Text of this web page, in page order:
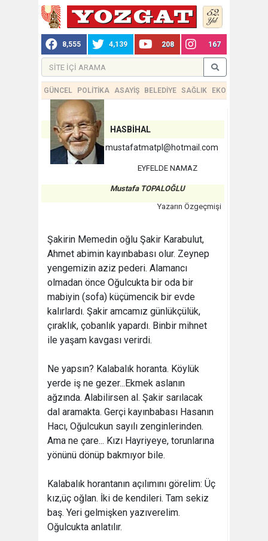
8,555 4,139 208 167
GÜNCEL POLİTİKA ASAYİŞ BELEDİYE SAĞLIK EKONOMİ
HASBİHAL
mustafatmatpl@hotmail.com
EYFELDE NAMAZ
Mustafa TOPALOĞLU
Yazarın Özgeçmişi
Şakirin Memedin oğlu Şakir Karabulut,
Ahmet abimin kayınbabası olur. Zeynep
yengemizin aziz pederi. Alamancı
olmadan önce Oğulcukta bir oda bir
mabiyin (sofa) küçümencik bir evde
kalırlardı. Şakir amcamız günlükçülük,
çıraklık, çobanlık yapardı. Binbir mihnet
ile yaşam kavgası verirdi.
Ne yapsın? Kalabalık horanta. Köylük
yerde iş ne gezer...Ekmek aslanın
ağzında. Alabilirsen al. Şakir sarılacak
dal aramakta. Gerçi kayınbabası Hasanın
Hacı, Oğulcukun sayılı zenginlerinden.
Ama ne çare... Kızı Hayriyeye, torunlarına
yönünü dönüp bakmıyor bile.
Kalabalık horantanın açılımını görelim: Üç
kız,üç oğlan. İki de kendileri. Tam sekiz
baş. Yeri gelmişken yazıverelim.
Oğulcukta anlatılır.